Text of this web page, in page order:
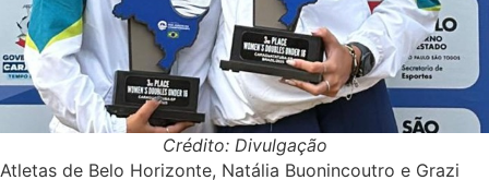
Crédito: Divulgação
Atletas de Belo Horizonte, Natália Buonincoutro e Grazi